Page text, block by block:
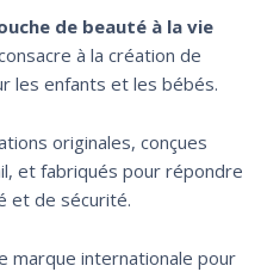
de beauté à la vie
à la création de
les enfants et les bébés.
originales, conçues
et fabriqués pour répondre
et de sécurité.
marque internationale pour